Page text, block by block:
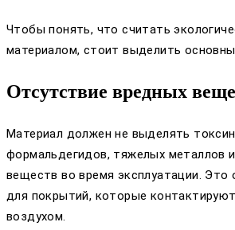
Чтобы понять, что считать
материалом, стоит выделить
Отсутствие вредных
Материал должен не выделять
формальдегидов, тяжелых металлов
веществ во время эксплуатации. Это
для покрытий, которые
воздухом.